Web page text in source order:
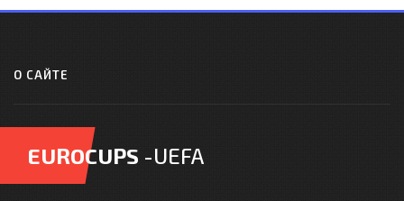
О САЙТЕ
EUROCUPS -UEFA